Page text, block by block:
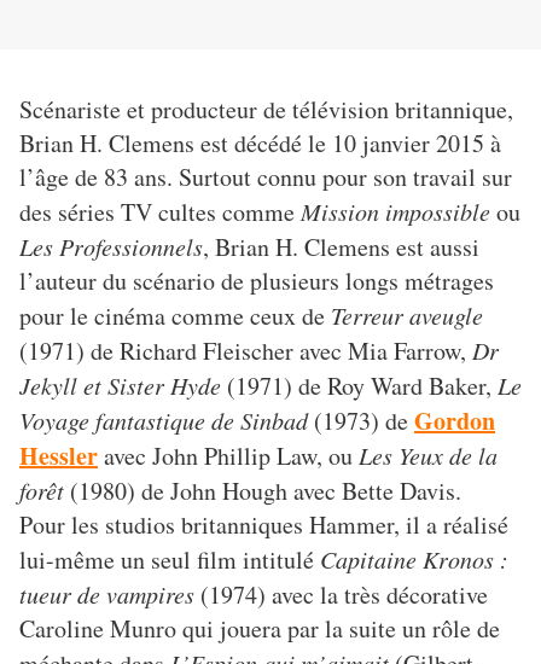
Scénariste et producteur de télévision britannique,
Brian H. Clemens est décédé le 10 janvier 2015 à
l’âge de 83 ans. Surtout connu pour son travail sur
des séries TV cultes commeMission impossibleou
Les Professionnels, Brian H. Clemens est aussi
l’auteur du scénario de plusieurs longs métrages
pour le cinéma comme ceux de Terreur aveugle
(1971) de Richard Fleischer avec Mia Farrow, Dr
Jekyll et Sister Hyde (1971) de Roy Ward Baker, Le
Voyage fantastique de Sinbad(1973) deGordon
Hessleravec John Phillip Law, ou Les Yeux de la
forêt (1980) de John Hough avec Bette Davis.
Pour les studios britanniques Hammer, il a réalisé
lui-même un seul film intitulé Capitaine Kronos :
tueur de vampires (1974) avec la très décorative
Caroline Munro qui jouera par la suite un rôle de